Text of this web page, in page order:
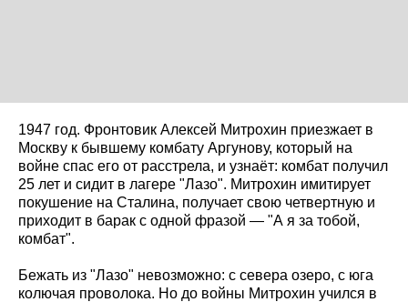
1947 год. Фронтовик Алексей Митрохин приезжает в
Москву к бывшему комбату Аргунову, который на
войне спас его от расстрела, и узнаёт: комбат получил
25 лет и сидит в лагере "Лазо". Митрохин имитирует
покушение на Сталина, получает свою четвертную и
приходит в барак с одной фразой — "А я за тобой,
комбат".
Бежать из "Лазо" невозможно: с севера озеро, с юга
колючая проволока. Но до войны Митрохин учился в